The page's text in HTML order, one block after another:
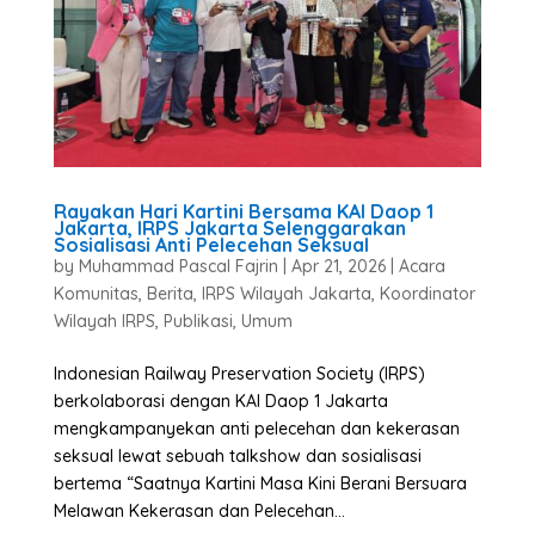
Rayakan Hari Kartini Bersama KAI Daop 1
Jakarta, IRPS Jakarta Selenggarakan
Sosialisasi Anti Pelecehan Seksual
by Muhammad Pascal Fajrin Apr 21, 2026| Acara
Komunitas, Berita, IRPS Wilayah Jakarta, Koordinator
Wilayah IRPS, Publikasi, Umum
Indonesian Railway Preservation Society (IRPS)
berkolaborasi dengan KAI Daop 1 Jakarta
mengkampanyekan anti pelecehan dan kekerasan
seksual lewat sebuah talkshow dan sosialisasi
bertema “Saatnya Kartini Masa Kini Berani Bersuara
Melawan Kekerasan dan Pelecehan...